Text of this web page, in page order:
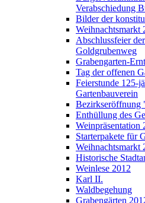
Verabschiedung
Bilder der
Weihnachtsmarkt
Abschlussfeier
Goldgrubenweg
Grabengarten-
Tag der offenen
Feierstunde 125-
Gartenbauverein
Bezirkseröffnung
Enthüllung des
Weinpräsentation
Starterpakete für
Weihnachtsmarkt
Historische
Weinlese 2012
Karl II.
Waldbegehung
Grabengärten